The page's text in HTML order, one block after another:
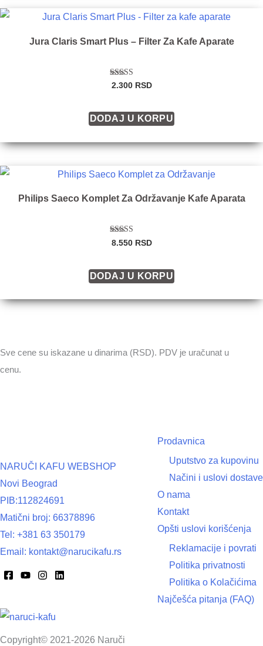
Jura Claris Smart Plus – Filter Za Kafe Aparate
Ocenjeno sa
2.300 RSD
DODAJ U KORPU
Philips Saeco Komplet Za Održavanje Kafe Aparata
Ocenjeno sa
8.550 RSD
DODAJ U KORPU
Sve cene su iskazane u dinarima (RSD). PDV je uračunat u
cenu.
NARUČI KAFU WEBSHOP
Novi Beograd
PIB:112824691
Matični broj: 66378896
Tel: +381 63 350179
Email: kontakt@narucikafu.rs
Prodavnica
Uputstvo za kupovinu
Načini i uslovi dostave
O nama
Kontakt
Opšti uslovi korišćenja
Reklamacije i povrati
Politika privatnosti
Politika o Kolačićima
Najčešća pitanja (FAQ)
Copyright© 2021-2026 Naruči